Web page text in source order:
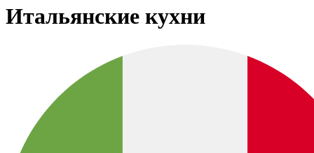
Итальянские кухни